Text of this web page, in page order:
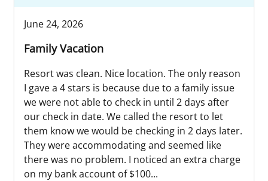
June 24, 2026
Family Vacation
Resort was clean. Nice location. The only reason
I gave a 4 stars is because due to a family issue
we were not able to check in until 2 days after
our check in date. We called the resort to let
them know we would be checking in 2 days later.
They were accommodating and seemed like
there was no problem. I noticed an extra charge
on my bank account of $100...